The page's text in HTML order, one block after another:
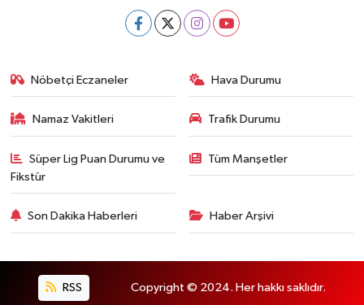
Nöbetçi Eczaneler Hava Durumu
Namaz Vakitleri Trafik Durumu
Süper Lig Puan Durumu ve
Fikstür
Tüm Manşetler
Son Dakika Haberleri Haber Arşivi
RSS Copyright © 2024. Her hakkı saklıdır.